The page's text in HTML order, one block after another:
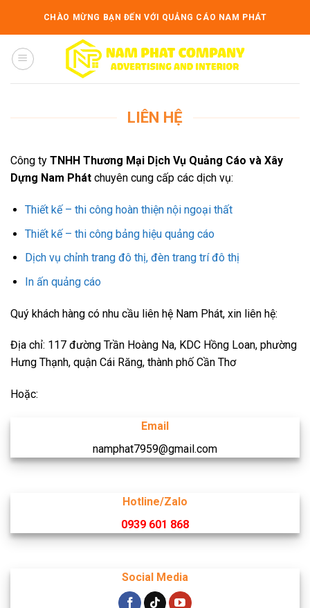
CHÀO MỪNG BẠN ĐẾN VỚI QUẢNG CÁO NAM PHÁT
LIÊN HỆ
Công ty TNHH Thương Mại Dịch Vụ Quảng Cáo và Xây
Dựng Nam Phát chuyên cung cấp các dịch vụ:
Thiết kế – thi công hoàn thiện nội ngoại thất
Thiết kế – thi công bảng hiệu quảng cáo
Dịch vụ chỉnh trang đô thị, đèn trang trí đô thị
In ấn quảng cáo
Quý khách hàng có nhu cầu liên hệ Nam Phát, xin liên hệ:
Địa chỉ: 117 đường Trần Hoàng Na, KDC Hồng Loan, phường
Hưng Thạnh, quận Cái Răng, thành phố Cần Thơ
Hoặc:
Email
namphat7959@gmail.com
Hotline/Zalo
0939 601 868
Social Media